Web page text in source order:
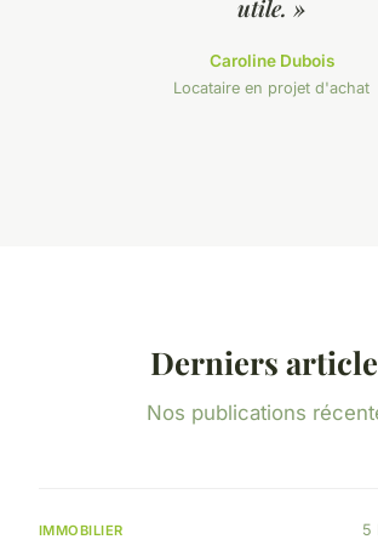
utile. »
Caroline Dubois
Locataire en projet d'achat
Derniers
Nos publications
IMMOBILIER 5